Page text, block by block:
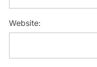
Website: